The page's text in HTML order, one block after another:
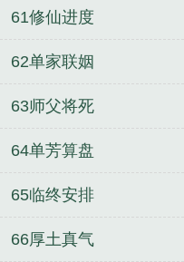
61修仙进度
62单家联姻
63师父将死
64单芳算盘
65临终安排
66厚土真气